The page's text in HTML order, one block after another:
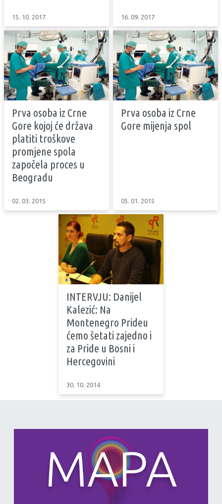
15. 10. 2017 16. 09. 2017
Prva osoba iz Crne
Gore kojoj će država
platiti troškove
promjene spola
započela proces u
Beogradu
02. 03. 2015
Prva osoba iz Crne
Gore mijenja spol
05. 01. 2015
INTERVJU: Danijel
Kalezić: Na
Montenegro Prideu
ćemo šetati zajedno i
za Pride u Bosni i
Hercegovini
30. 10. 2014